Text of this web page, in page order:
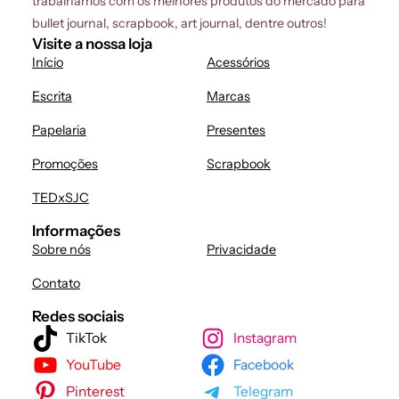
bullet journal, scrapbook, art journal, dentre outros!
Visite a nossa loja
Início Acessórios
Escrita Marcas
Papelaria Presentes
Promoções Scrapbook
TEDxSJC
Informações
Sobre nós Privacidade
Contato
Redes sociais
TikTok
Instagram
YouTube
Facebook
Pinterest
Telegram